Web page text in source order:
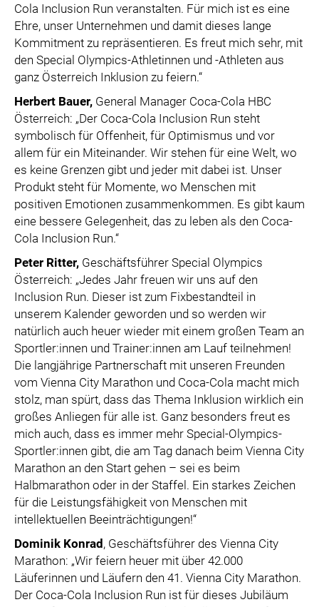
Cola Inclusion Run veranstalten. Für mich ist es eine
Ehre, unser Unternehmen und damit dieses lange
Kommitment zu repräsentieren. Es freut mich sehr, mit
den Special Olympics-Athletinnen und -Athleten aus
ganz Österreich Inklusion zu feiern.“
Herbert Bauer, General Manager Coca-Cola HBC
Österreich: „Der Coca-Cola Inclusion Run steht
symbolisch für Offenheit, für Optimismus und vor
allem für ein Miteinander. Wir stehen für eine Welt, wo
es keine Grenzen gibt und jeder mit dabei ist. Unser
Produkt steht für Momente, wo Menschen mit
positiven Emotionen zusammenkommen. Es gibt kaum
eine bessere Gelegenheit, das zu leben als den Coca-
Cola Inclusion Run.“
Peter Ritter, Geschäftsführer Special Olympics
Österreich: „Jedes Jahr freuen wir uns auf den
Inclusion Run. Dieser ist zum Fixbestandteil in
unserem Kalender geworden und so werden wir
natürlich auch heuer wieder mit einem großen Team an
Sportler:innen und Trainer:innen am Lauf teilnehmen!
Die langjährige Partnerschaft mit unseren Freunden
vom Vienna City Marathon und Coca-Cola macht mich
stolz, man spürt, dass das Thema Inklusion wirklich ein
großes Anliegen für alle ist. Ganz besonders freut es
mich auch, dass es immer mehr Special-Olympics-
Sportler:innen gibt, die am Tag danach beim Vienna City
Marathon an den Start gehen – sei es beim
Halbmarathon oder in der Staffel. Ein starkes Zeichen
für die Leistungsfähigkeit von Menschen mit
intellektuellen Beeinträchtigungen!“
Dominik Konrad, Geschäftsführer des Vienna City
Marathon: „Wir feiern heuer mit über 42.000
Läuferinnen und Läufern den 41. Vienna City Marathon.
Der Coca-Cola Inclusion Run ist für dieses Jubiläum